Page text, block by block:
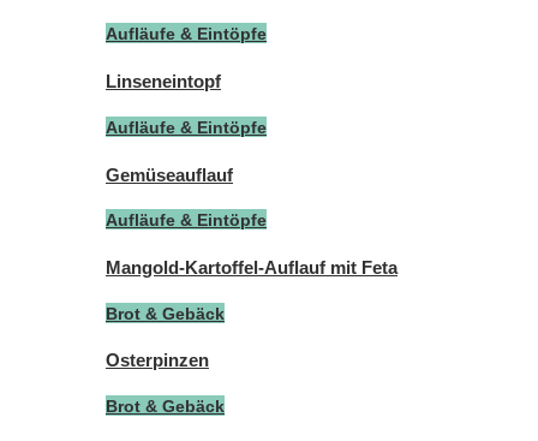
Aufläufe & Eintöpfe
Linseneintopf
Aufläufe & Eintöpfe
Gemüseauflauf
Aufläufe & Eintöpfe
Mangold-Kartoffel-Auflauf mit Feta
Brot & Gebäck
Osterpinzen
Brot & Gebäck